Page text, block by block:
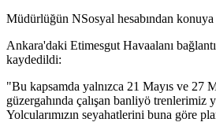
Müdürlüğün NSosyal hesabından
Ankara'daki Etimesgut Havaalanı bağlantı
kaydedildi:
"Bu kapsamda yalnızca 21 Mayıs ve 27
güzergahında çalışan banliyö trenlerimiz
Yolcularımızın seyahatlerini buna göre